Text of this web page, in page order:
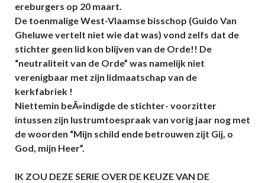
ereburgers op 20 maart.
De toenmalige West-Vlaamse bisschop (Guido Van
Gheluwe vertelt niet wie dat was) vond zelfs dat de
stichter geen lid kon blijven van de Orde!! De
“neutraliteit van de Orde” was namelijk niet
verenigbaar met zijn lidmaatschap van de
kerkfabriek !
Niettemin beÃ«indigde de stichter- voorzitter
intussen zijn lustrumtoespraak van vorig jaar nog met
de woorden “Mijn schild ende betrouwen zijt Gij, o
God, mijn Heer”.
IK ZOU DEZE SERIE OVER DE KEUZE VAN DE